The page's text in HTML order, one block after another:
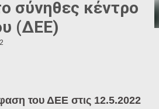
σύνηθες κέντρο
(ΔΕΕ)
του ΔΕΕ στις 12.5.2022